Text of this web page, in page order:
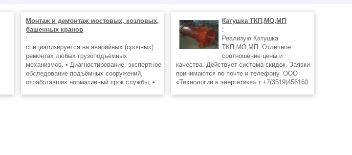
Монтаж и демонтаж мостовых, козловых,
башенных кранов
:
специализируется на аварийных (срочных)
ремонтах любых грузоподъёмных
механизмов. • Диагностирование, экспертное
обследование подъёмных сооружений,
отработавших нормативный срок службы; •
Катушка ТКП,МО,МП
:
Реализую Катушка
ТКП,МО,МП. Отличное
соотношение цены и
качества. Действует система скидок. Заявки
принимаются по почте и телефону. ООО
«Технологии в энергетике» т.+7(3519)456160